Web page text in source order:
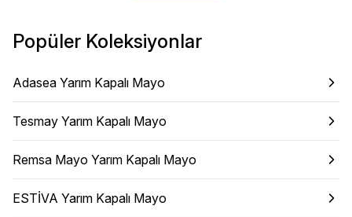
Popüler Koleksiyonlar
Adasea Yarım Kapalı Mayo
Tesmay Yarım Kapalı Mayo
Remsa Mayo Yarım Kapalı Mayo
ESTİVA Yarım Kapalı Mayo